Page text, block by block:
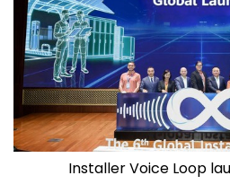
Installer Voice Loop